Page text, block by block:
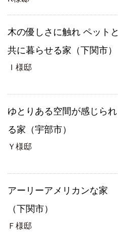
木の優しさに触れ ペットと
共に暮らせる家（下関市）
Ｉ様邸
ゆとりある空間が感じられ
る家（宇部市）
Ｙ様邸
アーリーアメリカンな家
（下関市）
Ｆ様邸